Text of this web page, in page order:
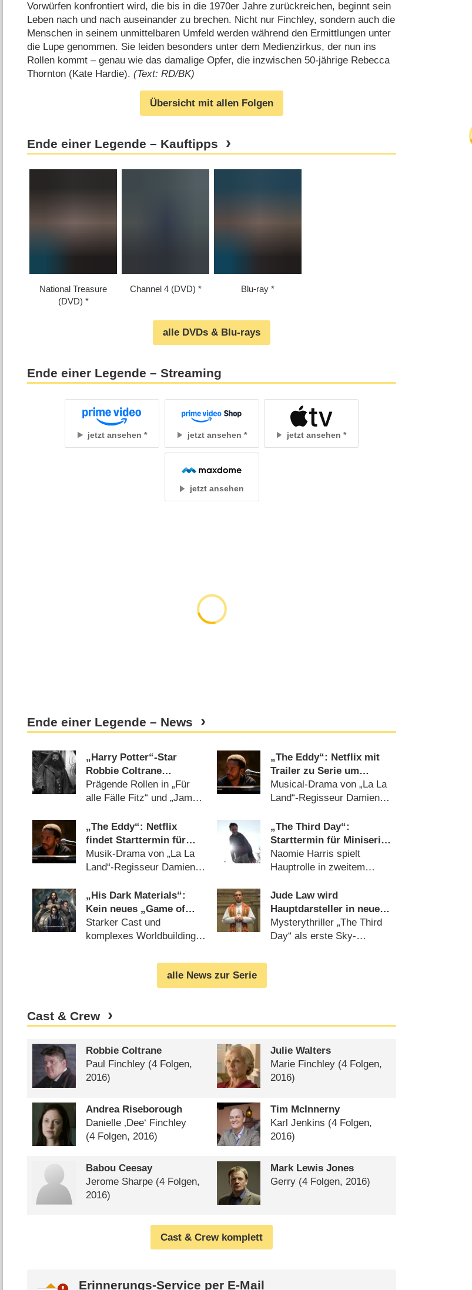
Vorwürfen konfrontiert wird, die bis in die 1970er Jahre zurückreichen, beginnt sein
Leben nach und nach auseinander zu brechen. Nicht nur Finchley, sondern auch die
Menschen in seinem unmittelbaren Umfeld werden während den Ermittlungen unter
die Lupe genommen. Sie leiden besonders unter dem Medienzirkus, der nun ins
Rollen kommt – genau wie das damalige Opfer, die inzwischen 50-jährige Rebecca
Thornton (Kate Hardie).(Text: RD/BK)
Übersicht mit allen Folgen
Ende einer Legende – Kauftipps
National Treasure
(DVD)
Channel 4 (DVD) Blu-ray
alle DVDs & Blu-rays
Ende einer Legende – Streaming
jetzt ansehen jetzt ansehen jetzt ansehen
jetzt ansehen
Ende einer Legende – News
„Harry Potter“-Star
Robbie Coltrane
(„Hagrid“) im Alter von
72 Jahren gestorben
Prägende Rollen in „Für
alle Fälle Fitz“ und „James
„The Eddy“: Netflix mit
Trailer zu Serie um
Pariser Nachtclub
Musical-Drama von „La La
Land“-Regisseur Damien
„The Eddy“: Netflix
findet Starttermin für
seinen Pariser Nachtclub
Musik-Drama von „La La
Land“-Regisseur Damien
„The Third Day“:
Starttermin für Miniserie
mit Jude Law steht fest
Naomie Harris spielt
Hauptrolle in zweitem
„His Dark Materials“:
Kein neues „Game of
Thrones“, aber
sehenswerte Pullman-
Starker Cast und
komplexes Worldbuilding in
Jude Law wird
Hauptdarsteller in neuer
Sky/​HBO-Eventserie
Mysterythriller „The Third
Day“ als erste Sky-
alle News zur Serie
Cast & Crew
Robbie Coltrane
Paul Finchley(4 Folgen,
2016)
Julie Walters
Marie Finchley(4 Folgen,
2016)
Andrea Riseborough
Danielle ‚Dee‘ Finchley
(4 Folgen, 2016)
Tim McInnerny
Karl Jenkins (4 Folgen,
2016)
Babou Ceesay
Jerome Sharpe(4 Folgen,
2016)
Mark Lewis Jones
Gerry(4 Folgen, 2016)
Cast & Crew komplett
Erinnerungs-Service per E-Mail